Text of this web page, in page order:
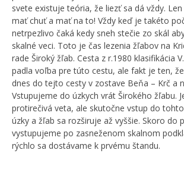
svete existuje teória, že liezť sa dá vždy.
mať chuť a mať na to! Vždy keď je takéto
netrpezlivo čaká kedy sneh stečie zo skál
skalné veci. Toto je čas lezenia žľabov na
rade Široký žľab. Cesta z r.1980 klasifikácia
padla voľba pre túto cestu, ale fakt je ten,
dnes do tejto cesty v zostave Beňa – Krč a
Vstupujeme do úzkych vrát Širokého žľabu.
protirečivá veta, ale skutočne vstup do
úzky a žľab sa rozširuje až vyššie. Skoro do
vystupujeme po zasneženom skalnom
rýchlo sa dostávame k prvému štandu.